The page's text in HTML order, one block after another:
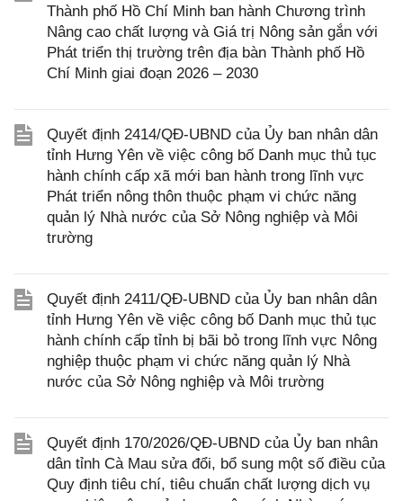
Thành phố Hồ Chí Minh ban hành Chương trình
Nâng cao chất lượng và Giá trị Nông sản gắn với
Phát triển thị trường trên địa bàn Thành phố Hồ
Chí Minh giai đoạn 2026 – 2030
Quyết định 2414/QĐ-UBND của Ủy ban nhân dân
tỉnh Hưng Yên về việc công bố Danh mục thủ tục
hành chính cấp xã mới ban hành trong lĩnh vực
Phát triển nông thôn thuộc phạm vi chức năng
quản lý Nhà nước của Sở Nông nghiệp và Môi
trường
Quyết định 2411/QĐ-UBND của Ủy ban nhân dân
tỉnh Hưng Yên về việc công bố Danh mục thủ tục
hành chính cấp tỉnh bị bãi bỏ trong lĩnh vực Nông
nghiệp thuộc phạm vi chức năng quản lý Nhà
nước của Sở Nông nghiệp và Môi trường
Quyết định 170/2026/QĐ-UBND của Ủy ban nhân
dân tỉnh Cà Mau sửa đổi, bổ sung một số điều của
Quy định tiêu chí, tiêu chuẩn chất lượng dịch vụ